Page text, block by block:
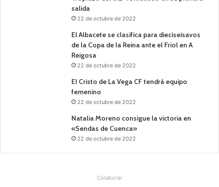
salida
22 de octubre de 2022
El Albacete se clasifica para dieciseisavos
de la Copa de la Reina ante el Friol en A
Reigosa
22 de octubre de 2022
El Cristo de La Vega CF tendrá equipo
femenino
22 de octubre de 2022
Natalia Moreno consigue la victoria en
«Sendas de Cuenca»
22 de octubre de 2022
Colaborar